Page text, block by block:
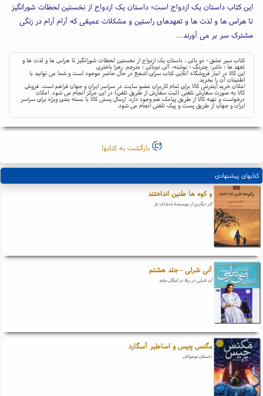
این کتاب داستان یک ازدواج است؛ داستان یک ازدواج از نخستین لحظات شورانگیز
تا هراس ها و لذت ها و تعهدهای راستین و مشکلات عمیقی که آرام آرام در زنگی
مشترک سر بر می آورند...
کتاب سیر عشق - دو باتن ، داستان یک ازدواج از نخستین لحظات شورانگیز تا هراس ها و لذت ها و
تعهد ها ؛ ناشر: چترنگ ؛ نوشته: آلن دوباتن ؛ مترجم: زهرا باختری
این کالا در انبار فروشگاه آنلاین کتاب سرای اشجع در حال حاضر موجود است و شما می توانید با
اطمینان آن را بخرید.
امکان خرید اینترنتی کالا برای تمام کاربران عضو سایت در سراسر ایران و جهان فراهم است. فروش
کالا به صورت سفارش تلفنی (ثبت سفارش از طریق تلفن) در این مرکز انجام می شود. امکان
درخواست و تهیه کالا از طریق پیامک هم وجود دارد. ارسال پستی کالا با بسته بندی ویژه برای سراسر
ایران و جهان از طریق پست و پیک تلفنی انجام می شود.
بازگشت به کتابها
کتابهای پیشنهادی
و کوه ها طنین انداختند
اثر دیگری از نویسندۀ بادبادک باز
آنی شرلی - جلد هشتم
آن شرلی در ریلا در اینگل ساید
مگنس چیس و اساطیر آسگارد
داستان نوجوانان